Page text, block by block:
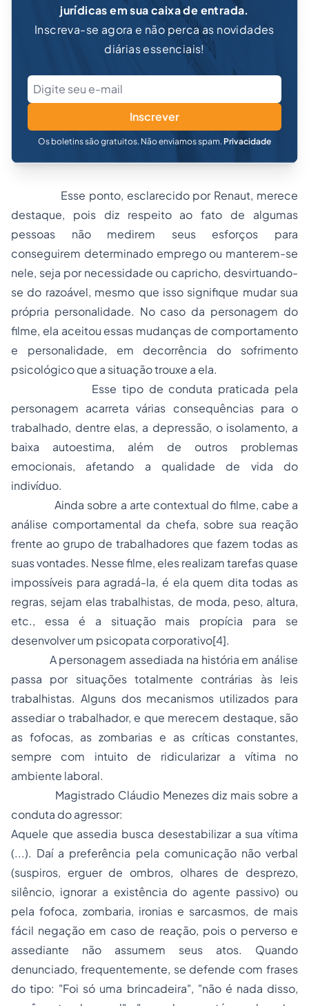
jurídicas em sua caixa de entrada.
Inscreva-se agora e não perca as novidades
diárias essenciais!
Inscrever
Os boletins são gratuitos. Não enviamos spam. Privacidade
Esse ponto, esclarecido por Renaut, merece
destaque, pois diz respeito ao fato de algumas
pessoas não medirem seus esforços para
conseguirem determinado emprego ou manterem-se
nele, seja por necessidade ou capricho, desvirtuando-
se do razoável, mesmo que isso signifique mudar sua
própria personalidade. No caso da personagem do
filme, ela aceitou essas mudanças de comportamento
e personalidade, em decorrência do sofrimento
psicológico que a situação trouxe a ela.
Esse tipo de conduta praticada pela
personagem acarreta várias consequências para o
trabalhado, dentre elas, a depressão, o isolamento, a
baixa autoestima, além de outros problemas
emocionais, afetando a qualidade de vida do
indivíduo.
Ainda sobre a arte contextual do filme, cabe a
análise comportamental da chefa, sobre sua reação
frente ao grupo de trabalhadores que fazem todas as
suas vontades. Nesse filme, eles realizam tarefas quase
impossíveis para agradá-la, é ela quem dita todas as
regras, sejam elas trabalhistas, de moda, peso, altura,
etc., essa é a situação mais propícia para se
desenvolver um psicopata corporativo[4].
A personagem assediada na história em análise
passa por situações totalmente contrárias às leis
trabalhistas. Alguns dos mecanismos utilizados para
assediar o trabalhador, e que merecem destaque, são
as fofocas, as zombarias e as críticas constantes,
sempre com intuito de ridicularizar a vítima no
ambiente laboral.
Magistrado Cláudio Menezes diz mais sobre a
conduta do agressor:
Aquele que assedia busca desestabilizar a sua vítima
(...). Daí a preferência pela comunicação não verbal
(suspiros, erguer de ombros, olhares de desprezo,
silêncio, ignorar a existência do agente passivo) ou
pela fofoca, zombaria, ironias e sarcasmos, de mais
fácil negação em caso de reação, pois o perverso e
assediante não assumem seus atos. Quando
denunciado, frequentemente, se defende com frases
do tipo: "Foi só uma brincadeira", "não é nada disso,